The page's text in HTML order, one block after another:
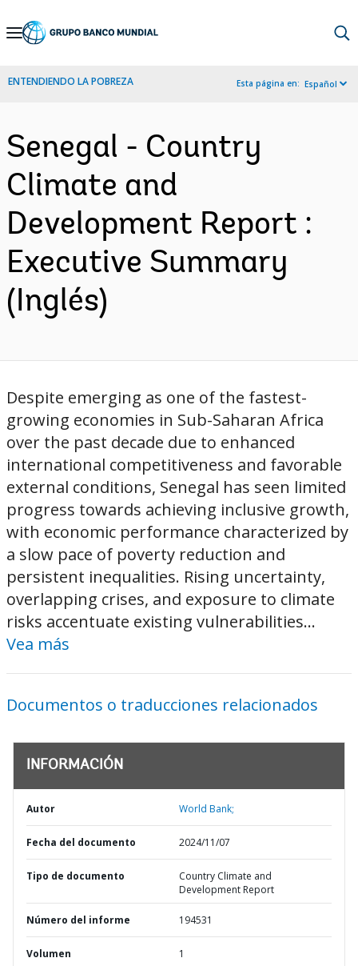
Skip
Navigation
ENTENDIENDO LA POBREZA Esta página en: Español
Senegal - Country
Climate and
Development Report :
Executive Summary
(Inglés)
Despite emerging as one of the fastest-
growing economies in Sub-Saharan Africa
over the past decade due to enhanced
international competitiveness and favorable
external conditions, Senegal has seen limited
progress towards achieving inclusive growth,
with economic performance characterized by
a slow pace of poverty reduction and
persistent inequalities. Rising uncertainty,
overlapping crises, and exposure to climate
risks accentuate existing vulnerabilities...
Vea más
Documentos o traducciones relacionados
INFORMACIÓN
Autor World Bank;
Fecha del documento 2024/11/07
Tipo de documento
Country Climate and
Development Report
Número del informe 194531
Volumen 1